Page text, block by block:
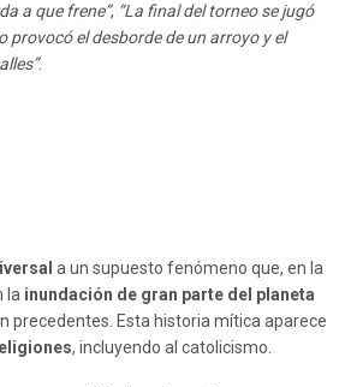
a que frene”, “La final del torneo se jugó
provocó el desborde de un arroyo y el
.
a un supuesto fenómeno que, en la
la inundación de gran parte del planeta
precedentes. Esta historia mítica aparece
, incluyendo al catolicismo.